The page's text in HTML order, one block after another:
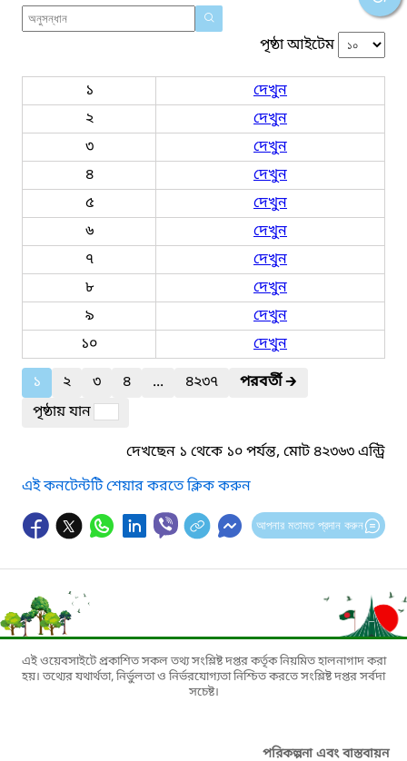
পৃষ্ঠা আইটেম
১
দেখুন
২
দেখুন
৩
দেখুন
৪
দেখুন
৫
দেখুন
৬
দেখুন
৭
দেখুন
৮
দেখুন
৯
দেখুন
১০
দেখুন
১
২ ৩ ৪ ... ৪২৩৭ পরবর্তী🡲
পৃষ্ঠায় যান
দেখছেন ১ থেকে ১০ পর্যন্ত, মোট ৪২৩৬৩ এন্ট্রি
এই কনটেন্টটি শেয়ার করতে ক্লিক করুন
আপনার মতামত প্রদান করুন
এই ওয়েবসাইটে প্রকাশিত সকল তথ্য সংশ্লিষ্ট দপ্তর কর্তৃক নিয়মিত হালনাগাদ করা
হয়। তথ্যের যথার্থতা, নির্ভুলতা ও নির্ভরযোগ্যতা নিশ্চিত করতে সংশ্লিষ্ট দপ্তর সর্বদা
সচেষ্ট।
পরিকল্পনা এবং বাস্তবায়ন